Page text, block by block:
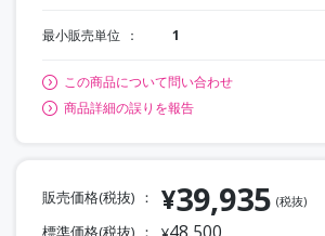
最小販売単位 1
この商品について問い合わせ
商品詳細の誤りを報告
販売価格(税抜) ¥39,935 (税抜)
標準価格(税抜) 48,500